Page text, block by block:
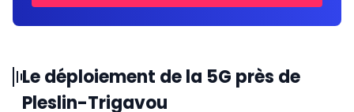
Le déploiement de la 5G près de
Pleslin-Trigavou